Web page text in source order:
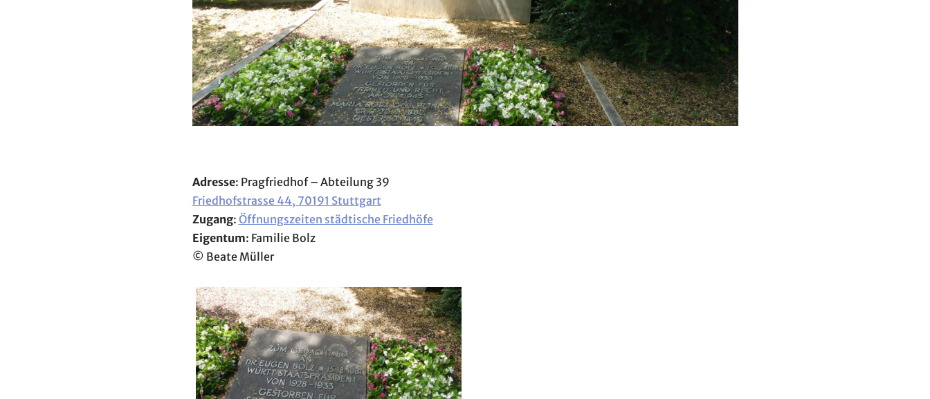
Adresse: Pragfriedhof – Abteilung 39
Friedhofstrasse 44, 70191 Stuttgart
Zugang: Öffnungszeiten städtische Friedhöfe
Eigentum: Familie Bolz
© Beate Müller